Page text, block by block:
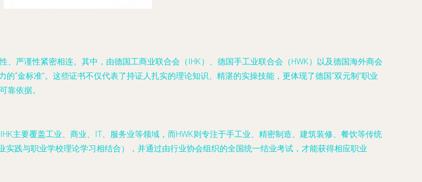
严谨性紧密相连。其中，由德国工商业联合会（IHK）、德国手工业联合会（HWK）以及德国海外商会
的“金标准”。这些证书不仅代表了持证人扎实的理论知识、精湛的实操技能，更体现了德国“双元制”职业
靠依据。
主要覆盖工业、商业、IT、服务业等领域，而HWK则专注于手工业、精密制造、建筑装修、餐饮等传统
实践与职业学校理论学习相结合），并通过由行业协会组织的全国统一结业考试，才能获得相应职业